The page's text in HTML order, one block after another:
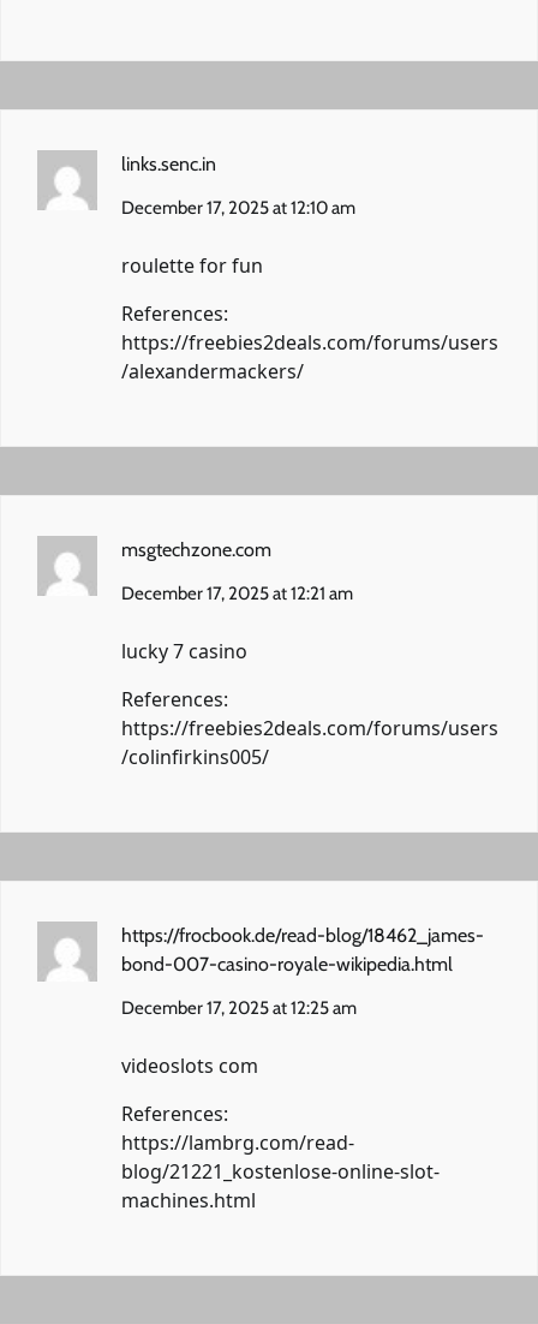
links.senc.in
December 17, 2025 at 12:10 am
roulette for fun
References:
https://freebies2deals.com/forums/users
/alexandermackers/
msgtechzone.com
December 17, 2025 at 12:21 am
lucky 7 casino
References:
https://freebies2deals.com/forums/users
/colinfirkins005/
https://frocbook.de/read-blog/18462_james-
bond-007-casino-royale-wikipedia.html
December 17, 2025 at 12:25 am
videoslots com
References:
https://lambrg.com/read-
blog/21221_kostenlose-online-slot-
machines.html